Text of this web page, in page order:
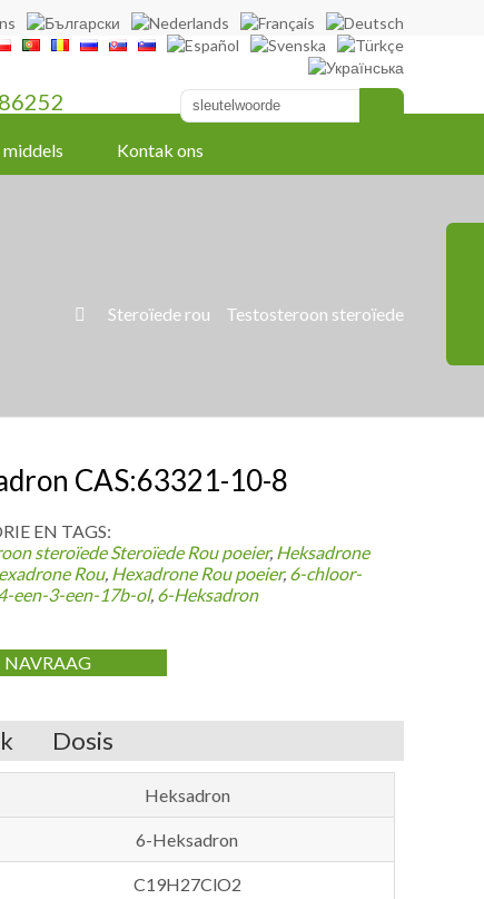
middels Kontak ons
 Steroïede rou Testosteroon steroïede
CAS:63321-10-8
EN TAGS:
steroïede Steroïede Rou poeier, Heksadrone
Rou, Hexadrone Rou poeier, 6-chloor-
een-3-een-17b-ol, 6-Heksadron
NAVRAAG
Dosis
Heksadron
6-Heksadron
C19H27ClO2